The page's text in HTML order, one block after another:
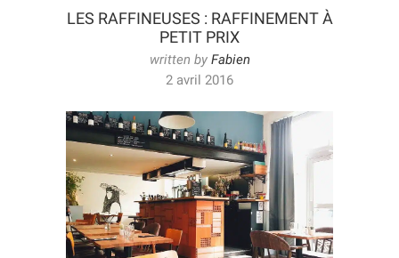
LES RAFFINEUSES : RAFFINEMENT À
PETIT PRIX
written by Fabien
2 avril 2016